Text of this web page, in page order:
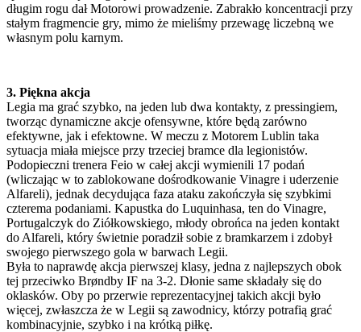
długim rogu dał Motorowi prowadzenie. Zabrakło koncentracji przy
stałym fragmencie gry, mimo że mieliśmy przewagę liczebną we
własnym polu karnym.
3. Piękna akcja
Legia ma grać szybko, na jeden lub dwa kontakty, z pressingiem,
tworząc dynamiczne akcje ofensywne, które będą zarówno
efektywne, jak i efektowne. W meczu z Motorem Lublin taka
sytuacja miała miejsce przy trzeciej bramce dla legionistów.
Podopieczni trenera Feio w całej akcji wymienili 17 podań
(wliczając w to zablokowane dośrodkowanie Vinagre i uderzenie
Alfareli), jednak decydująca faza ataku zakończyła się szybkimi
czterema podaniami. Kapustka do Luquinhasa, ten do Vinagre,
Portugalczyk do Ziółkowskiego, młody obrońca na jeden kontakt
do Alfareli, który świetnie poradził sobie z bramkarzem i zdobył
swojego pierwszego gola w barwach Legii.
Była to naprawdę akcja pierwszej klasy, jedna z najlepszych obok
tej przeciwko Brøndby IF na 3-2. Dłonie same składały się do
oklasków. Oby po przerwie reprezentacyjnej takich akcji było
więcej, zwłaszcza że w Legii są zawodnicy, którzy potrafią grać
kombinacyjnie, szybko i na krótką piłkę.